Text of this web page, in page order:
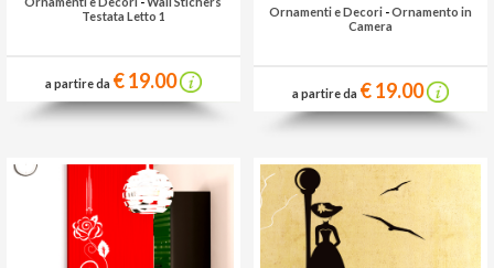
Testata Letto 1
a partire da € 19.00
Ornamenti e Decori -Ornamento in
Camera
a partire da € 19.00